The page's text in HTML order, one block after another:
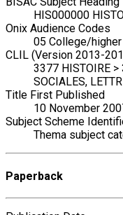
HIS000000
Onix Audience Codes
05 College/
CLIL (Version 2013-
3377 HISTOIRE >
SOCIALES,
Title First Published
10 November
Subject Scheme
Thema subject
Paperback